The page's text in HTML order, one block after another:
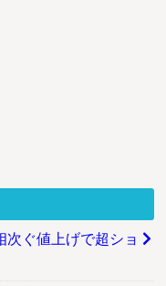
ぐ値上げで超ショ